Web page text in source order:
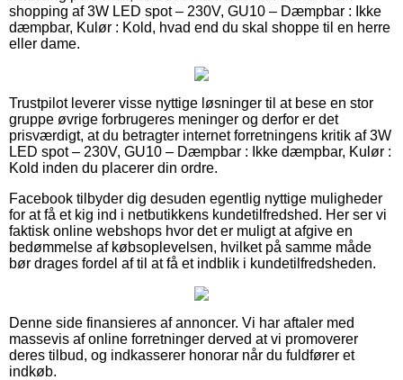
shopping af 3W LED spot – 230V, GU10 – Dæmpbar : Ikke
dæmpbar, Kulør : Kold, hvad end du skal shoppe til en herre
eller dame.
Trustpilot leverer visse nyttige løsninger til at bese en stor
gruppe øvrige forbrugeres meninger og derfor er det
prisværdigt, at du betragter internet forretningens kritik af 3W
LED spot – 230V, GU10 – Dæmpbar : Ikke dæmpbar, Kulør :
Kold inden du placerer din ordre.
Facebook tilbyder dig desuden egentlig nyttige muligheder
for at få et kig ind i netbutikkens kundetilfredshed. Her ser vi
faktisk online webshops hvor det er muligt at afgive en
bedømmelse af købsoplevelsen, hvilket på samme måde
bør drages fordel af til at få et indblik i kundetilfredsheden.
Denne side finansieres af annoncer. Vi har aftaler med
massevis af online forretninger derved at vi promoverer
deres tilbud, og indkasserer honorar når du fuldfører et
indkøb.